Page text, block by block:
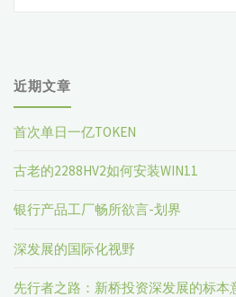
言-
开
篇"
近期文章
首次单日一亿TOKEN
古老的2288HV2如何安装WIN11
银行产品工厂畅所欲言-划界
深发展的国际化视野
先行者之路：新桥投资深发展的标本